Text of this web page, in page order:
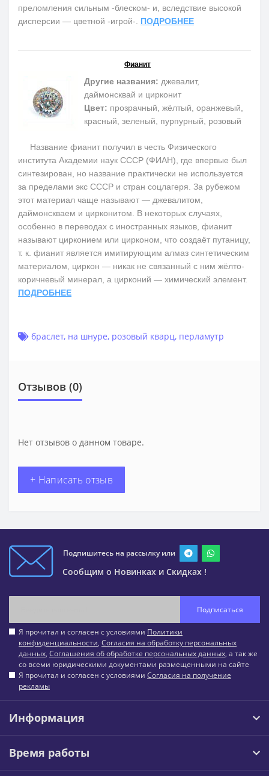
преломления сильным -блеском- и, вследствие высокой
дисперсии — цветной -игрой-. ПОДРОБНЕЕ
Фианит
Другие названия: джевалит,
даймонсквай и цирконит
Цвет: прозрачный, жёлтый, оранжевый,
красный, зеленый, пурпурный, розовый
Название фианит получил в честь Физического
института Академии наук СССР (ФИАН), где впервые был
синтезирован, но название практически не используется
за пределами экс СССР и стран соцлагеря. За рубежом
этот материал чаще называют — джевалитом,
даймонскваем и цирконитом. В некоторых случаях,
особенно в переводах с иностранных языков, фианит
называют цирконием или цирконом, что создаёт путаницу,
т. к. фианит является имитирующим алмаз синтетическим
материалом, циркон — никак не связанный с ним жёлто-
коричневый минерал, а цирконий — химический элемент.
ПОДРОБНЕЕ
браслет, на шнуре, розовый кварц, перламутр
Отзывов (0)
Нет отзывов о данном товаре.
+ Написать отзыв
Подпишитесь на рассылку или
Сообщим о Новинках и Скидках !
Подписаться
Я прочитал и согласен с условиями Политики
конфиденциальности, Согласия на обработку персональных
данных, Соглашения об обработке персональных данных, а так же
со всеми юридическими документами размещенными на сайте
Я прочитал и согласен с условиями Согласия на получение
рекламы
Информация
Время работы